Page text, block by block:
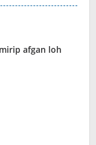
afgan loh